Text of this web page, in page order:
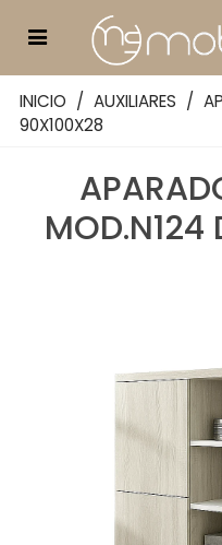
INICIO / AUXILIARES /
90X100X28
MOD.N124